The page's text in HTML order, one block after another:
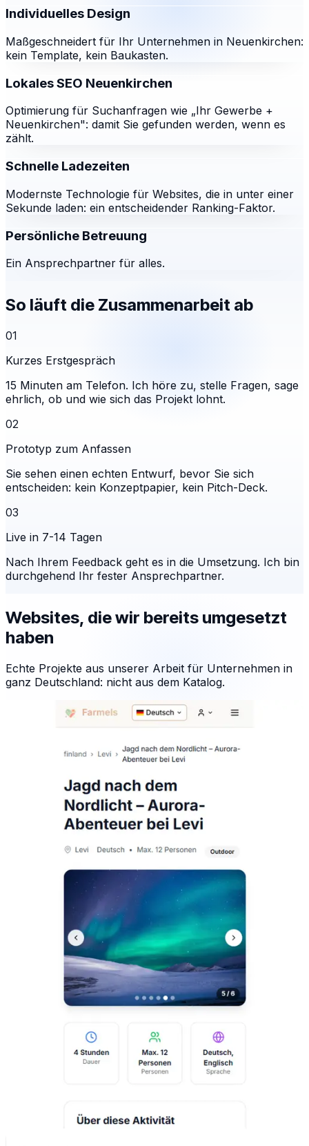
Individuelles Design
Maßgeschneidert für Ihr Unternehmen in Neuenkirchen:
kein Template, kein Baukasten.
Lokales SEO Neuenkirchen
Optimierung für Suchanfragen wie „Ihr Gewerbe +
Neuenkirchen": damit Sie gefunden werden, wenn es
zählt.
Schnelle Ladezeiten
Modernste Technologie für Websites, die in unter einer
Sekunde laden: ein entscheidender Ranking-Faktor.
Persönliche Betreuung
Ein Ansprechpartner für alles.
So läuft die Zusammenarbeit ab
01
Kurzes Erstgespräch
15 Minuten am Telefon. Ich höre zu, stelle Fragen, sage
ehrlich, ob und wie sich das Projekt lohnt.
02
Prototyp zum Anfassen
Sie sehen einen echten Entwurf, bevor Sie sich
entscheiden: kein Konzeptpapier, kein Pitch-Deck.
03
Live in 7-14 Tagen
Nach Ihrem Feedback geht es in die Umsetzung. Ich bin
durchgehend Ihr fester Ansprechpartner.
Websites, die wir bereits umgesetzt
haben
Echte Projekte aus unserer Arbeit für Unternehmen in
ganz Deutschland: nicht aus dem Katalog.